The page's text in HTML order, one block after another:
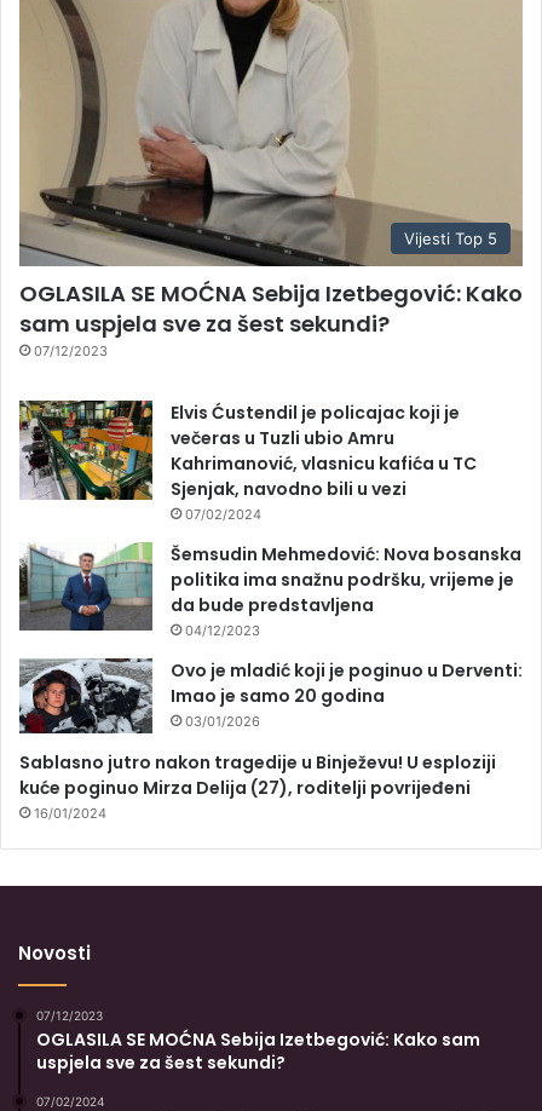
Vijesti Top 5
OGLASILA SE MOĆNA Sebija Izetbegović: Kako
sam uspjela sve za šest sekundi?
07/12/2023
Elvis Ćustendil je policajac koji je
večeras u Tuzli ubio Amru
Kahrimanović, vlasnicu kafića u TC
Sjenjak, navodno bili u vezi
07/02/2024
Šemsudin Mehmedović: Nova bosanska
politika ima snažnu podršku, vrijeme je
da bude predstavljena
04/12/2023
Ovo je mladić koji je poginuo u Derventi:
Imao je samo 20 godina
03/01/2026
Sablasno jutro nakon tragedije u Binježevu! U esploziji
kuće poginuo Mirza Delija (27), roditelji povrijeđeni
16/01/2024
Novosti
07/12/2023
OGLASILA SE MOĆNA Sebija Izetbegović: Kako sam
uspjela sve za šest sekundi?
07/02/2024